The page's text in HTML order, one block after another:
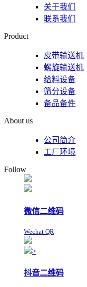
关于我们
联系我们
Product
皮带输送机
螺旋输送机
给料设备
筛分设备
备品备件
About us
公司简介
工厂环境
Follow
微信二维码
Wechat QR
>
抖音二维码